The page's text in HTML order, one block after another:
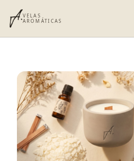
VELAS
AROMÁTICAS